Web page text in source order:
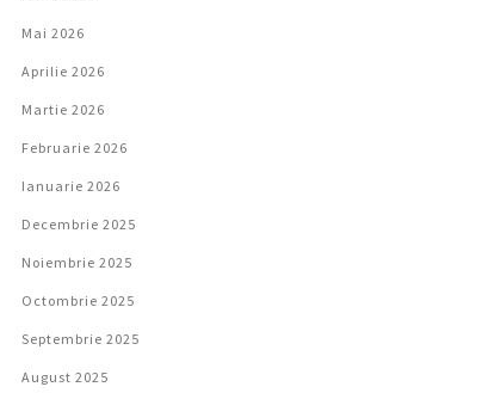
Mai 2026
Aprilie 2026
Martie 2026
Februarie 2026
Ianuarie 2026
Decembrie 2025
Noiembrie 2025
Octombrie 2025
Septembrie 2025
August 2025